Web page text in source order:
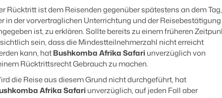
Rücktritt ist dem Reisenden gegenüber spätestens an dem Tag,
in der vorvertraglichen Unterrichtung und der Reisebestätigung
ist, zu erklären. Sollte bereits zu einem früheren
sein, dass die Mindestteilnehmerzahl nicht erreicht
kann, hatBushkomba Afrika Safariunverzüglich von
Rücktrittsrecht Gebrauch zu machen.
die Reise aus diesem Grund nicht durchgeführt, hat
Afrika Safariunverzüglich, auf jeden Fall aber